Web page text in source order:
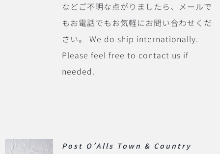
などご不明な点がりましたら、メールで
もお電話でもお気軽にお問い合わせくだ
さい。 We do ship internationally.
Please feel free to contact us if
needed.
Post O’Alls Town & Country